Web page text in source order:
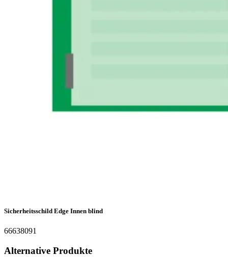
Sicherheitsschild Edge Innen blind
66638091
Alternative Produkte